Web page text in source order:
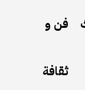
فن و
ثقافة